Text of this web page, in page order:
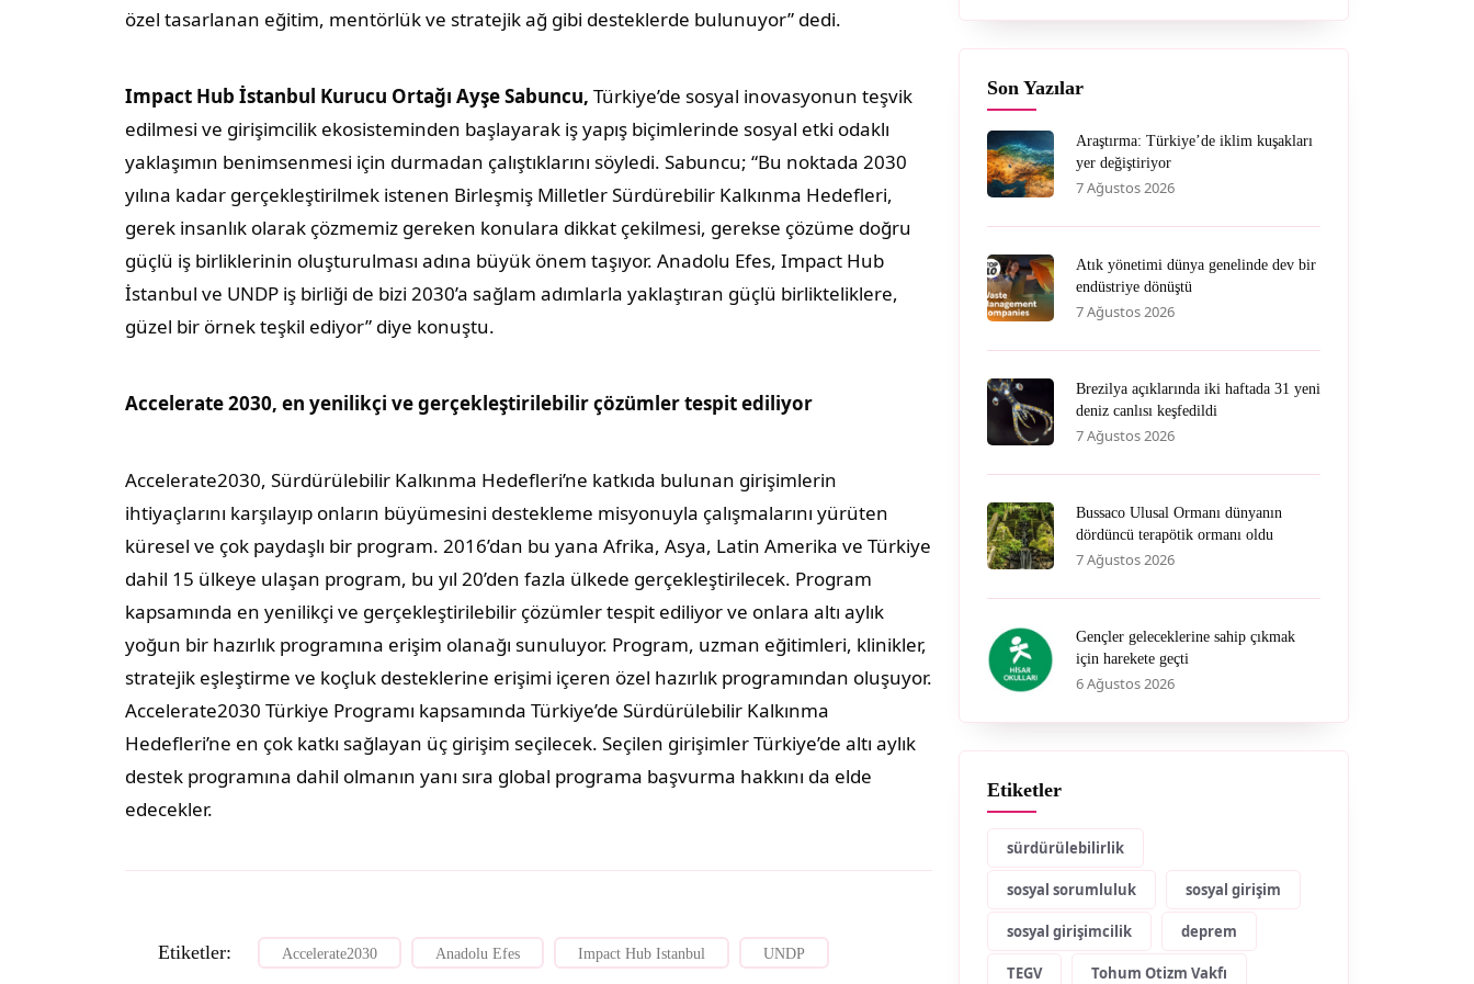
özel tasarlanan eğitim, mentörlük ve stratejik ağ gibi desteklerde bulunuyor” dedi.
Impact Hub İstanbul Kurucu Ortağı Ayşe Sabuncu, Türkiye’de sosyal inovasyonun teşvik
edilmesi ve girişimcilik ekosisteminden başlayarak iş yapış biçimlerinde sosyal etki odaklı
yaklaşımın benimsenmesi için durmadan çalıştıklarını söyledi. Sabuncu; “Bu noktada 2030
yılına kadar gerçekleştirilmek istenen Birleşmiş Milletler Sürdürebilir Kalkınma Hedefleri,
gerek insanlık olarak çözmemiz gereken konulara dikkat çekilmesi, gerekse çözüme doğru
güçlü iş birliklerinin oluşturulması adına büyük önem taşıyor. Anadolu Efes, Impact Hub
İstanbul ve UNDP iş birliği de bizi 2030’a sağlam adımlarla yaklaştıran güçlü birlikteliklere,
güzel bir örnek teşkil ediyor” diye konuştu.
Accelerate 2030, en yenilikçi ve gerçekleştirilebilir çözümler tespit ediliyor
Accelerate2030, Sürdürülebilir Kalkınma Hedefleri’ne katkıda bulunan girişimlerin
ihtiyaçlarını karşılayıp onların büyümesini destekleme misyonuyla çalışmalarını yürüten
küresel ve çok paydaşlı bir program. 2016’dan bu yana Afrika, Asya, Latin Amerika ve Türkiye
dahil 15 ülkeye ulaşan program, bu yıl 20’den fazla ülkede gerçekleştirilecek. Program
kapsamında en yenilikçi ve gerçekleştirilebilir çözümler tespit ediliyor ve onlara altı aylık
yoğun bir hazırlık programına erişim olanağı sunuluyor. Program, uzman eğitimleri, klinikler,
stratejik eşleştirme ve koçluk desteklerine erişimi içeren özel hazırlık programından oluşuyor.
Accelerate2030 Türkiye Programı kapsamında Türkiye’de Sürdürülebilir Kalkınma
Hedefleri’ne en çok katkı sağlayan üç girişim seçilecek. Seçilen girişimler Türkiye’de altı aylık
destek programına dahil olmanın yanı sıra global programa başvurma hakkını da elde
edecekler.
Etiketler: Accelerate2030 Anadolu Efes Impact Hub Istanbul UNDP
Son Yazılar
Araştırma: Türkiye’de iklim kuşakları
yer değiştiriyor
7 Ağustos 2026
Atık yönetimi dünya genelinde dev bir
endüstriye dönüştü
7 Ağustos 2026
Brezilya açıklarında iki haftada 31 yeni
deniz canlısı keşfedildi
7 Ağustos 2026
Bussaco Ulusal Ormanı dünyanın
dördüncü terapötik ormanı oldu
7 Ağustos 2026
Gençler geleceklerine sahip çıkmak
için harekete geçti
6 Ağustos 2026
Etiketler
sürdürülebilirlik
sosyal sorumluluk sosyal girişim
sosyal girişimcilik deprem
TEGV Tohum Otizm Vakfı